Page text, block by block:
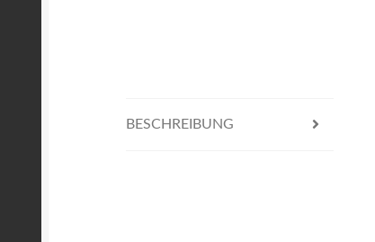
BESCHREIBUNG